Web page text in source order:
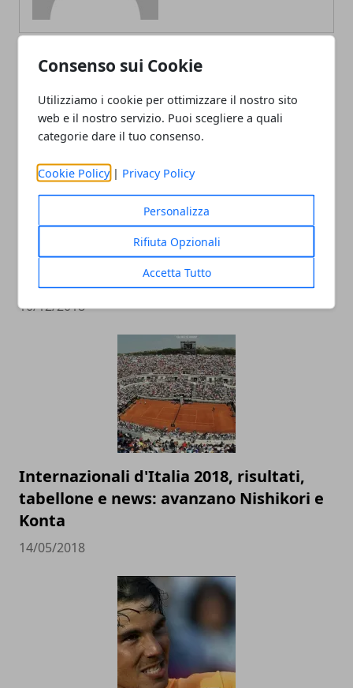
Consenso sui Cookie
Utilizziamo i cookie per ottimizzare il nostro sito
web e il nostro servizio. Puoi scegliere a quali
categorie dare il tuo consenso.
Cookie Policy | Privacy Policy
Personalizza
Rifiuta Opzionali
Accetta Tutto
Racchette da tennis: quanto incidono
sul gioco del principiante
10/12/2018
Internazionali d'Italia 2018, risultati,
tabellone e news: avanzano Nishikori e
Konta
14/05/2018